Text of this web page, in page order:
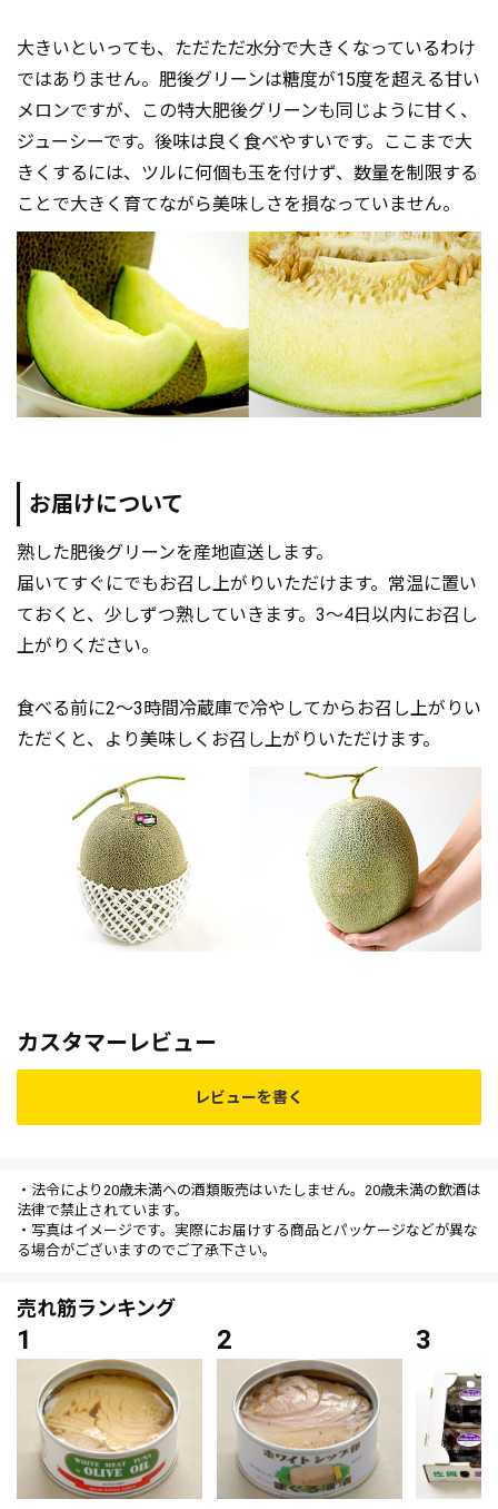
大きいといっても、ただただ水分で大きくなっているわけ
ではありません。肥後グリーンは糖度が15度を超える甘い
メロンですが、この特大肥後グリーンも同じように甘く、
ジューシーです。後味は良く食べやすいです。ここまで大
きくするには、ツルに何個も玉を付けず、数量を制限する
ことで大きく育てながら美味しさを損なっていません。
お届けについて
熟した肥後グリーンを産地直送します。
届いてすぐにでもお召し上がりいただけます。常温に置い
ておくと、少しずつ熟していきます。3～4日以内にお召し
上がりください。
食べる前に2～3時間冷蔵庫で冷やしてからお召し上がりい
ただくと、より美味しくお召し上がりいただけます。
カスタマーレビュー
レビューを書く
・法令により20歳未満への酒類販売はいたしません。20歳未満の飲酒は
法律で禁止されています。
・写真はイメージです。実際にお届けする商品とパッケージなどが異な
る場合がございますのでご了承下さい。
売れ筋ランキング